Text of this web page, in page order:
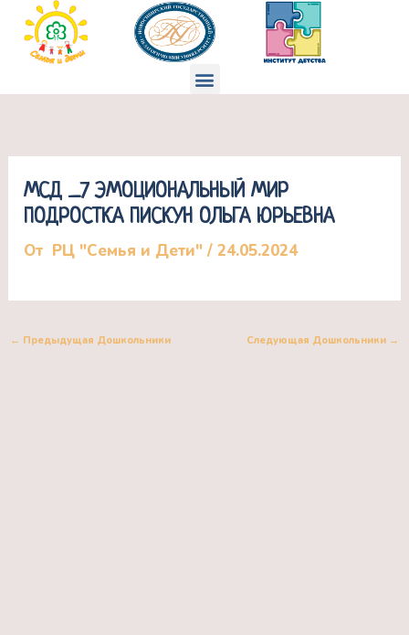
Перейти
содержимому
Меню
МСД _7 ЭМОЦИОНАЛЬНЫЙ МИР
ПОДРОСТКА ПИСКУН ОЛЬГА ЮРЬЕВНА
От РЦ "Семья и Дети"/24.05.2024
← Предыдущая Дошкольники Следующая Дошкольники →